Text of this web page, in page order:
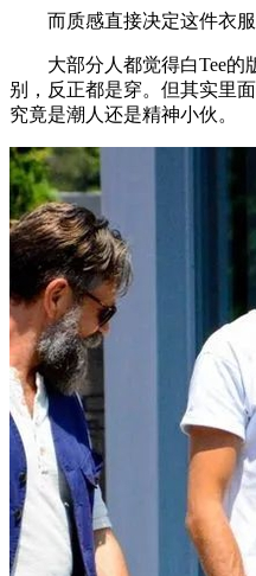
而质感直接决定这件衣服
大部分人都觉得白Tee的
别，反正都是穿。但其实里
究竟是潮人还是精神小伙。